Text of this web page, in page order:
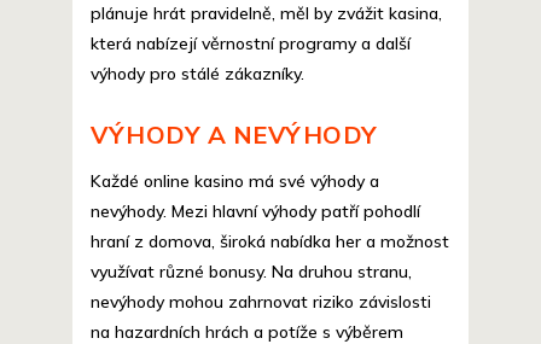
plánuje hrát pravidelně, měl by zvážit kasina,
která nabízejí věrnostní programy a další
výhody pro stálé zákazníky.
VÝHODY A NEVÝHODY
Každé online kasino má své výhody a
nevýhody. Mezi hlavní výhody patří pohodlí
hraní z domova, široká nabídka her a možnost
využívat různé bonusy. Na druhou stranu,
nevýhody mohou zahrnovat riziko závislosti
na hazardních hrách a potíže s výběrem